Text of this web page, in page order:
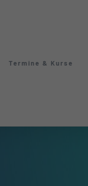
Termine & Kurse